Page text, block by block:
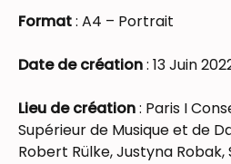
Format: A4 – Portrait
Date de création: 13 Juin
Lieu de création: Paris I
Supérieur de Musique et de
Robert Rülke, Justyna